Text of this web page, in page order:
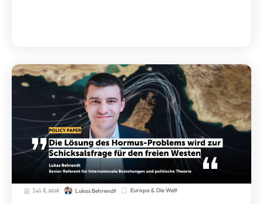
Juli 8, 2026 Lukas Behrendt Europa & Die Welt